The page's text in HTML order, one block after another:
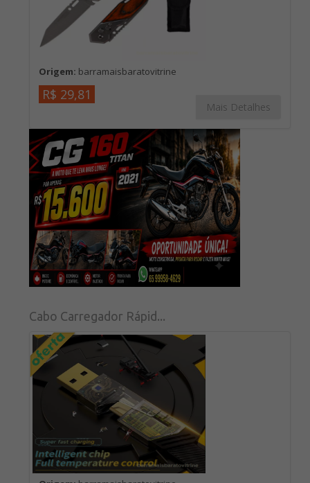
Origem: barramaisbaratovitrine
R$ 29,81
Mais Detalhes
Cabo Carregador Rápid...